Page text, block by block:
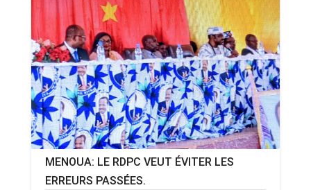
ART & CULTURE & TRADITION
ASSAINISSEMENT
BREAKING-NEWS
CAMEROUN
MENOUA: LE RDPC VEUT ÉVITER LES
ERREURS PASSÉES.